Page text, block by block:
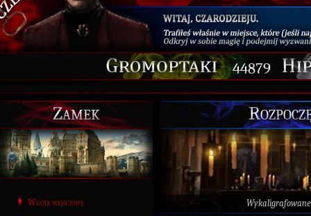
44879
Zamek
Wrota wejściowe